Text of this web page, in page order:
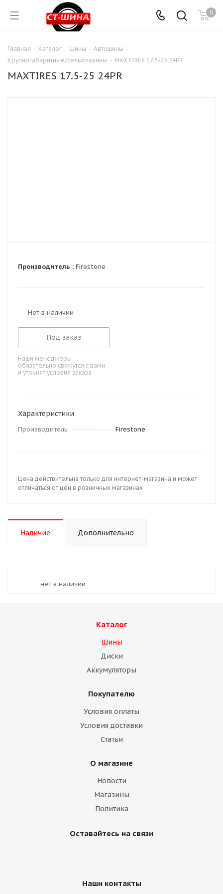
0
Главная - Каталог - Шины - Автошины -
Крупногабаритные/сельхозшины - MAXTIRES 17.5-25 24PR
MAXTIRES 17.5-25 24PR
Производитель : Firestone
Нет в наличии
Под заказ
Наши менеджеры
обязательно свяжутся с вами
и уточнят условия заказа
Характеристики
Производитель Firestone
Цена действительна только для интернет-магазина и может
отличаться от цен в розничных магазинах
Наличие Дополнительно
Нет в наличии
Каталог
Шины
Диски
Аккумуляторы
Покупателю
Условия оплаты
Условия доставки
Статьи
О магазине
Новости
Магазины
Политика
Оставайтесь на связи
Наши контакты